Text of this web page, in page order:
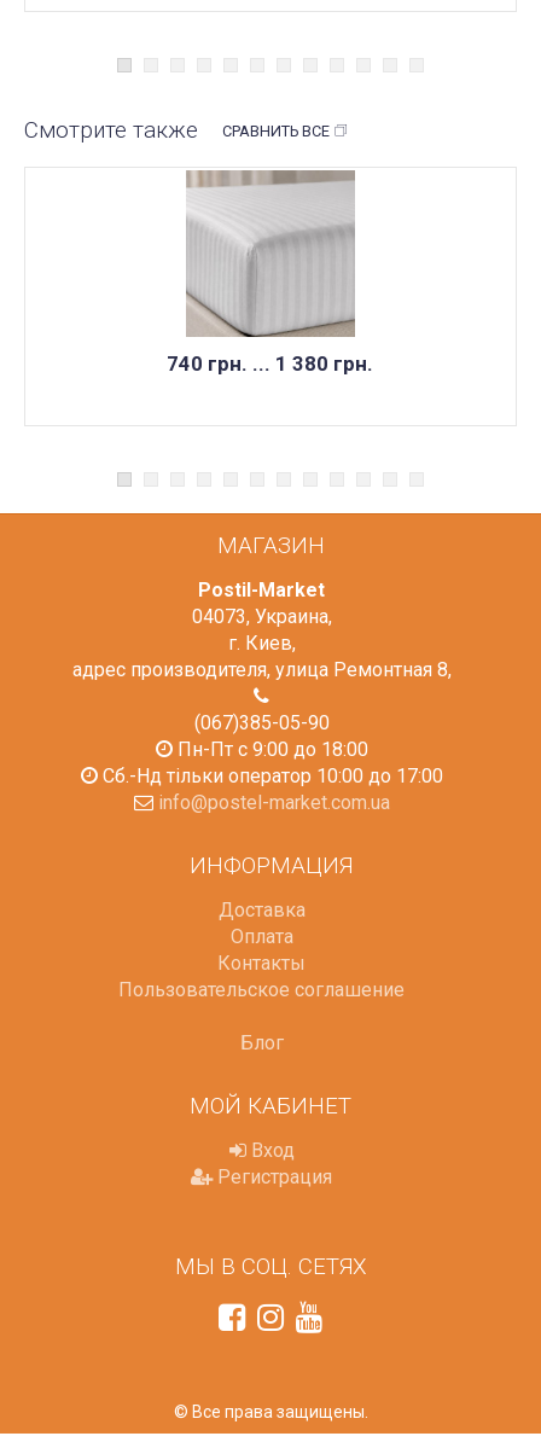
Смотрите также СРАВНИТЬ ВСЕ
740 грн. ... 1 380 грн.
МАГАЗИН
Postil-Market
04073, Украина,
г. Киев,
адрес производителя, улица Ремонтная 8,
(067)385-05-90
Пн-Пт с 9:00 до 18:00
Сб.-Нд тільки оператор 10:00 до 17:00
info@postel-market.com.ua
ИНФОРМАЦИЯ
Доставка
Оплата
Контакты
Пользовательское соглашение
Блог
МОЙ КАБИНЕТ
Вход
Регистрация
МЫ В СОЦ. СЕТЯХ
© Все права защищены.